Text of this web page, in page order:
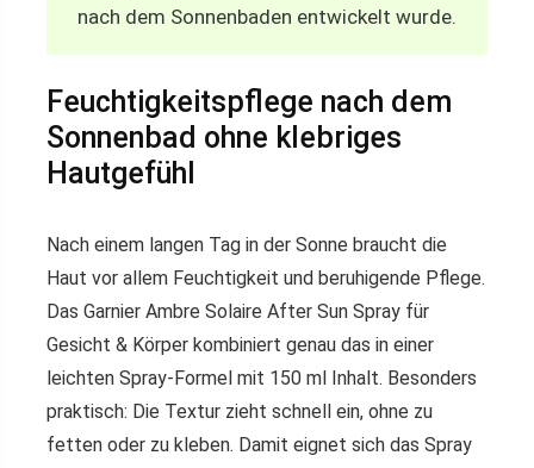
nach dem Sonnenbaden entwickelt wurde.
Feuchtigkeitspflege nach dem
Sonnenbad ohne klebriges
Hautgefühl
Nach einem langen Tag in der Sonne braucht die
Haut vor allem Feuchtigkeit und beruhigende Pflege.
Das Garnier Ambre Solaire After Sun Spray für
Gesicht & Körper kombiniert genau das in einer
leichten Spray-Formel mit 150 ml Inhalt. Besonders
praktisch: Die Textur zieht schnell ein, ohne zu
fetten oder zu kleben. Damit eignet sich das Spray